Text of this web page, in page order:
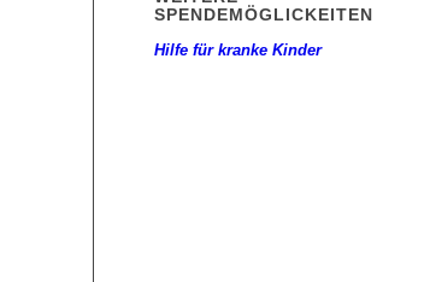
SPENDEMÖGLICKEITEN
Hilfe für kranke Kinder